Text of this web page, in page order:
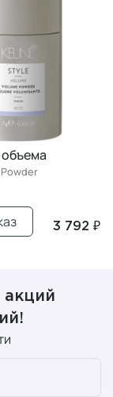
3 792 ₽
акций